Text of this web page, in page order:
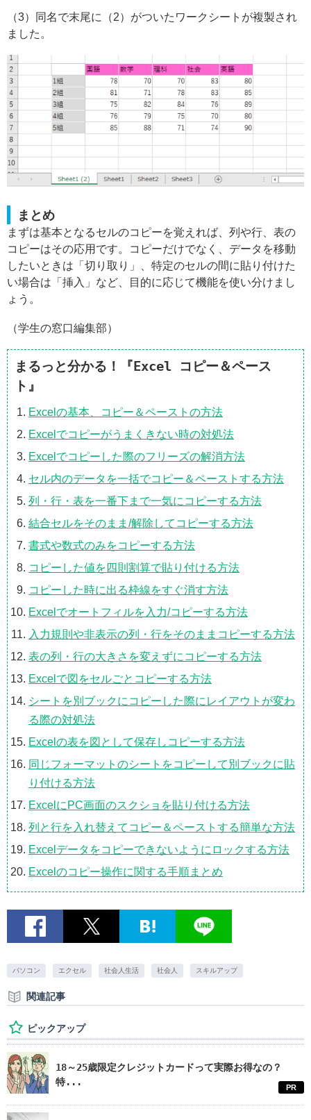
（3）同名で末尾に（2）がついたワークシートが複製され
ました。
まとめ
まずは基本となるセルのコピーを覚えれば、列や行、表の
コピーはその応用です。コピーだけでなく、データを移動
したいときは「切り取り」、特定のセルの間に貼り付けた
い場合は「挿入」など、目的に応じて機能を使い分けまし
ょう。
（学生の窓口編集部）
まるっと分かる！『Excel コピー＆ペース
ト』
Excelの基本、コピー＆ペーストの方法
Excelでコピーがうまくきない時の対処法
Excelでコピーした際のフリーズの解消方法
セル内のデータを一括でコピー＆ペーストする方法
列・行・表を一番下まで一気にコピーする方法
結合セルをそのまま/解除してコピーする方法
書式や数式のみをコピーする方法
コピーした値を四則割算で貼り付ける方法
コピーした時に出る枠線をすぐ消す方法
Excelでオートフィルを入力/コピーする方法
入力規則や非表示の列・行をそのままコピーする方法
表の列・行の大きさを変えずにコピーする方法
Excelで図をセルごとコピーする方法
シートを別ブックにコピーした際にレイアウトが変わ
る際の対処法
Excelの表を図として保存しコピーする方法
同じフォーマットのシートをコピーして別ブックに貼
り付ける方法
ExcelにPC画面のスクショを貼り付ける方法
列と行を入れ替えてコピー＆ペーストする簡単な方法
Excelデータをコピーできないようにロックする方法
Excelのコピー操作に関する手順まとめ
パソコン エクセル 社会人生活 社会人 スキルアップ
関連記事
ピックアップ
18～25歳限定クレジットカードって実際お得なの？
特...
PR